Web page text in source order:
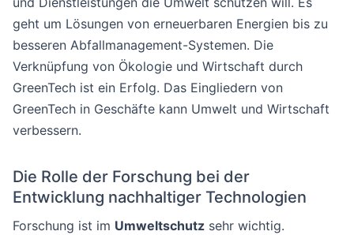
geht um Lösungen von erneuerbaren Energien bis zu
besseren Abfallmanagement-Systemen. Die
Verknüpfung von Ökologie und Wirtschaft durch
GreenTech ist ein Erfolg. Das Eingliedern von
GreenTech in Geschäfte kann Umwelt und Wirtschaft
verbessern.
Die Rolle der Forschung bei der
Entwicklung nachhaltiger Technologien
Forschung ist im Umweltschutz sehr wichtig.